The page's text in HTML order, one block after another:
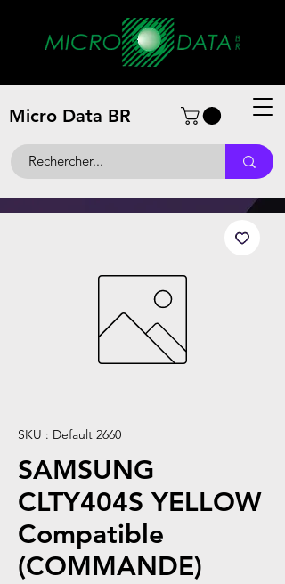
Micro Data BR
SKU : Default 2660
SAMSUNG
CLTY404S YELLOW
Compatible
(COMMANDE)